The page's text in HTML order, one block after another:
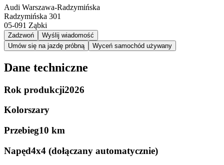
Audi Warszawa-Radzymińska
Radzymińska 301
05-091 Ząbki
Zadzwoń
Wyślij wiadomość
Umów się na jazdę próbną
Wyceń samochód używany
Dane techniczne
Rok produkcji2026
Kolorszary
Przebieg10 km
Napęd4x4 (dołączany automatycznie)